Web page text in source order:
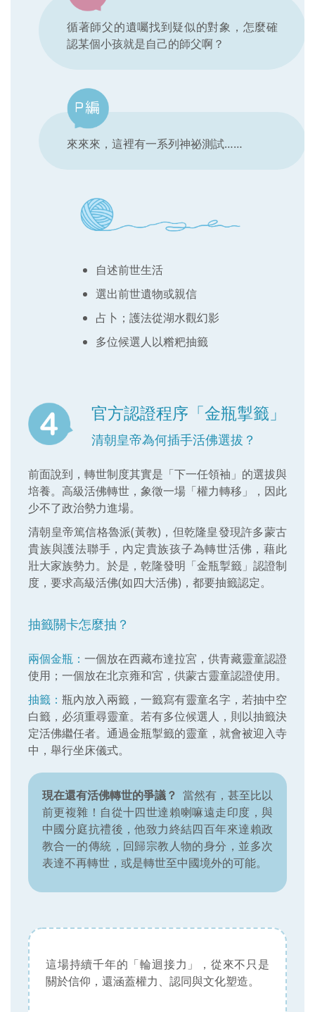
循著師父的遺囑找到疑似的對象，怎麼確
認某個小孩就是自己的師父啊？
來來來，這裡有一系列神祕測試……
自述前世生活
選出前世遺物或親信
占卜；護法從湖水觀幻影
多位候選人以糌粑抽籤
官方認證程序「金瓶掣籤」
清朝皇帝為何插手活佛選拔？
前面說到，轉世制度其實是「下一任領袖」的選拔與
培養。高級活佛轉世，象徵一場「權力轉移」，因此
少不了政治勢力進場。
清朝皇帝篤信格魯派(黃教)，但乾隆皇發現許多蒙古
貴族與護法聯手，內定貴族孩子為轉世活佛，藉此
壯大家族勢力。於是，乾隆發明「金瓶掣籤」認證制
度，要求高級活佛(如四大活佛)，都要抽籤認定。
抽籤關卡怎麼抽？
兩個金瓶： 一個放在西藏布達拉宮，供青藏靈童認證
使用；一個放在北京雍和宮，供蒙古靈童認證使用。
抽籤： 瓶內放入兩籤，一籤寫有靈童名字，若抽中空
白籤，必須重尋靈童。若有多位候選人，則以抽籤決
定活佛繼任者。通過金瓶掣籤的靈童，就會被迎入寺
中，舉行坐床儀式。
現在還有活佛轉世的爭議？ 當然有，甚至比以
前更複雜！自從十四世達賴喇嘛遠走印度，與
中國分庭抗禮後，他致力終結四百年來達賴政
教合一的傳統，回歸宗教人物的身分，並多次
表達不再轉世，或是轉世至中國境外的可能。
這場持續千年的「輪迴接力」，從來不只是
關於信仰，還涵蓋權力、認同與文化塑造。